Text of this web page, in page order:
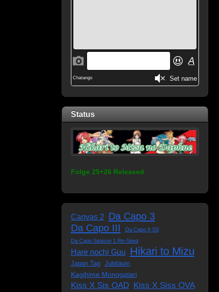
Status
Folge 25+26 Released
Canvas 2
Da Capo 3
Da Capo III
Da Capo II SS
Da Capo Season 1 Re-Seed
Hare nochi Guu Hikari to Mizu
Japan Tag Jubiläum
Kagihime Monogatari
Kiss X Sis OAD Kiss X Siss OVA